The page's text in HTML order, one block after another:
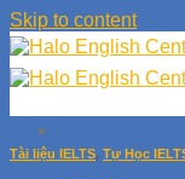
Skip to content
Tài liệu IELTS, Tự Học